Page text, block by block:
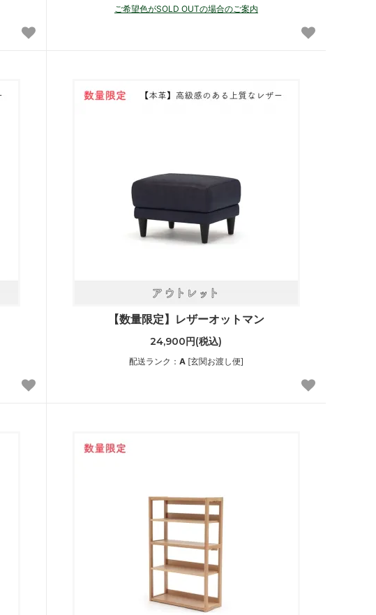
ご希望色がSOLD OUTの場合のご案内
【数量限定】レザーオットマン
24,900円(税込)
配送ランク： A[玄関お渡し便]